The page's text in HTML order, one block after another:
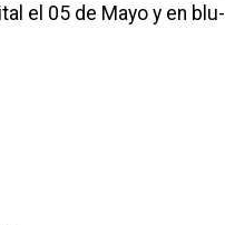
el 05 de Mayo y en blu-